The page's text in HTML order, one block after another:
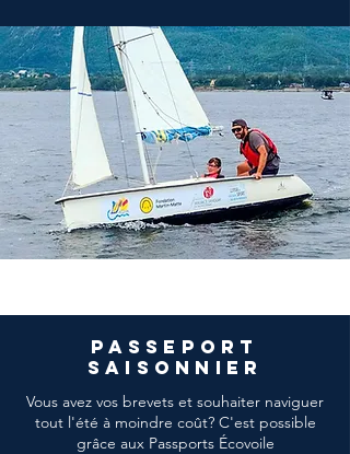
passeport
saisonnier
Vous avez vos brevets et souhaiter naviguer
tout l'été à moindre coût? C'est possible
grâce aux Passports Écovoile